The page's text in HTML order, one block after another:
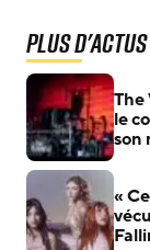
Plus
The
le
son
«